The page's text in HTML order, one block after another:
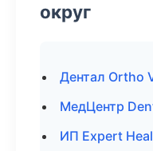
округ
Дентал Ortho
МедЦентр
ИП Expert